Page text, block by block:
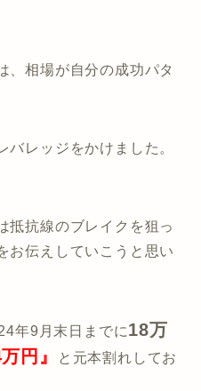
、相場が自分の成功パタ
バレッジをかけました。
抵抗線のブレイクを狙っ
お伝えしていこうと思い
年9月末日までに18万
円』
と元本割れしてお